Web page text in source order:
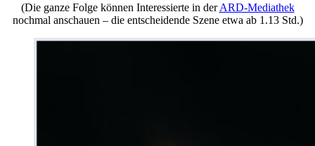
(Die ganze Folge können Interessierte in derARD-Mediathek
nochmal anschauen – die entscheidende Szene etwa ab 1.13 Std.)